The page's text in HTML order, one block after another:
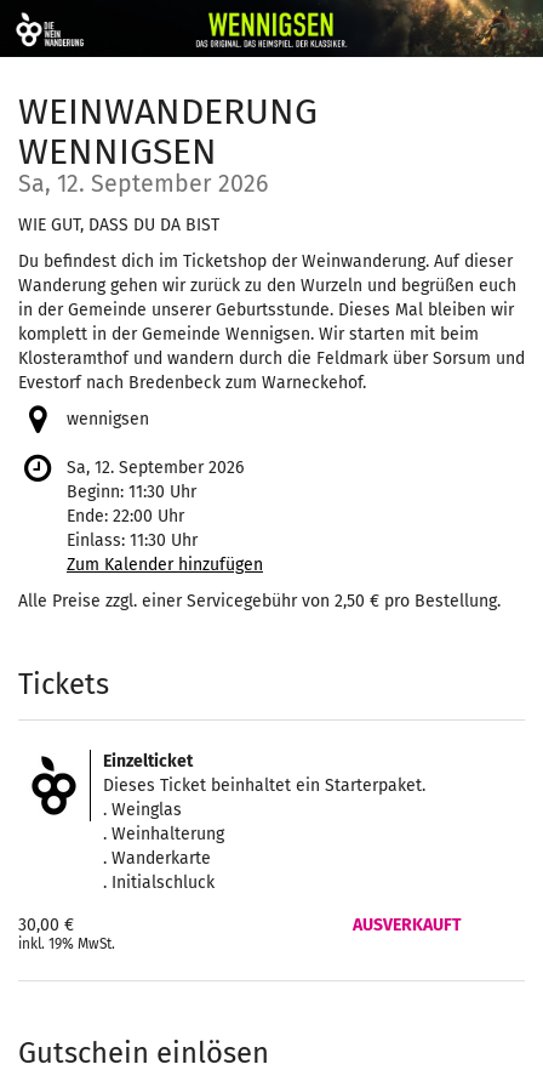
Zum
Haupt-
springen
WEINWANDERUNG
WENNIGSEN
Sa, 12. September 2026
WIE GUT, DASS DU DA BIST
Du befindest dich im Ticketshop der Weinwanderung. Auf dieser
Wanderung gehen wir zurück zu den Wurzeln und begrüßen euch
in der Gemeinde unserer Geburtsstunde. Dieses Mal bleiben wir
komplett in der Gemeinde Wennigsen. Wir starten mit beim
Klosteramthof und wandern durch die Feldmark über Sorsum und
Evestorf nach Bredenbeck zum Warneckehof.
wennigsen
Sa, 12. September 2026
Beginn: 11:30 Uhr
Ende: 22:00 Uhr
Einlass: 11:30 Uhr
Zum Kalender hinzufügen
Alle Preise zzgl. einer Servicegebühr von 2,50 € pro Bestellung.
Produkte
Tickets
Einzelticket
Dieses Ticket beinhaltet ein Starterpaket.
. Weinglas
. Weinhalterung
. Wanderkarte
. Initialschluck
30,00 €
inkl. 19% MwSt.
AUSVERKAUFT
Gutschein einlösen